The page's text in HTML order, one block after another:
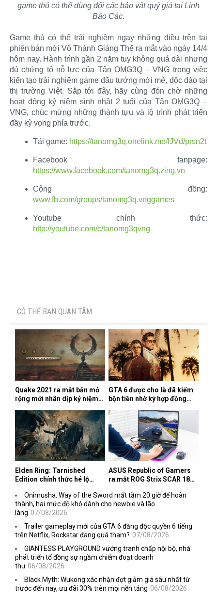
game thủ có thể dùng đổi các bảo vật quý giá tại Linh
Bảo Các.
Game thủ có thể trải nghiệm ngay những điều trên tại
phiên bản mới Võ Thánh Giáng Thế ra mắt vào ngày 14/4
hôm nay. Hành trình gần 2 năm tuy không quá dài nhưng
đủ chứng tỏ nỗ lực của Tân OMG3Q – VNG trong việc
kiến tạo trải nghiệm game đấu tướng mới mẻ, độc đáo tại
thị trường Việt. Sắp tới đây, hãy cùng đón chờ những
hoạt động kỷ niệm sinh nhật 2 tuổi của Tân OMG3Q –
VNG, chúc mừng những thành tựu và lộ trình phát triển
đầy kỳ vọng phía trước.​
Tải game: https://tanomg3q.onelink.me/IJVd/prsn2t
Facebook fanpage:
https://www.facebook.com/tanomg3q.zing.vn
Cộng đồng:
www.fb.com/groups/tanomg3q.vnggames
Youtube chính thức:
http://youtube.com/c/tanomg3qvng
CÓ THỂ BẠN QUAN TÂM
Quake 2021 ra mắt bản mở
rộng mới nhân dịp kỷ niệm
the Machine
GTA 6 được cho là đã kiếm
bộn tiền nhờ ký hợp đồng
Elden Ring: Tarnished
Edition chính thức hé lộ
ASUS Republic of Gamers
ra mắt ROG Strix SCAR 18
Onimusha: Way of the Sword mất tầm 20 giờ để hoàn
thành, hai mức độ khó dành cho newbie và lão
làng 07/08/2026
Trailer gameplay mới của GTA 6 đăng độc quyền 6 tiếng
trên Netflix, Rockstar đang quá tham? 07/08/2026
GIANTESS PLAYGROUND vướng tranh chấp nội bộ, nhà
phát triển tố đồng sự ngầm chiếm đoạt doanh
thu 06/08/2026
Black Myth: Wukong xác nhận đợt giảm giá sâu nhất từ
trước đến nay, ưu đãi 30% trên mọi nền tảng 06/08/2026